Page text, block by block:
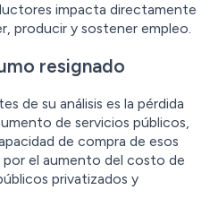
impacta directamente
producir y sostener empleo.
resignado
de su análisis es la pérdida
de servicios públicos,
de compra de esos
por el aumento del costo de
privatizados y